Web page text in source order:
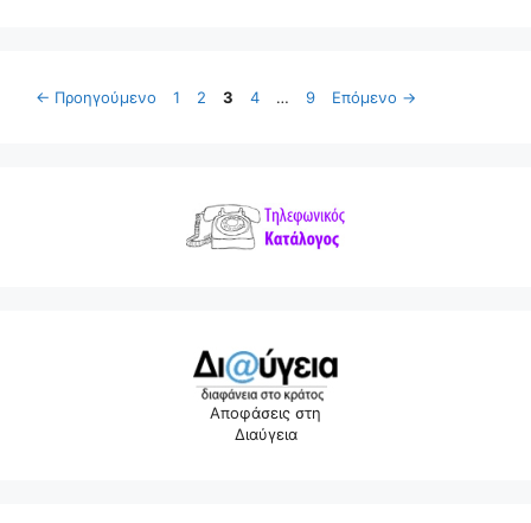
← Προηγούμενο Σελίδα
1 Σελίδα
2 Σελίδα
3 Σελίδα
4 … Σελίδα
9 Επόμενο →
Αποφάσεις στη
Διαύγεια